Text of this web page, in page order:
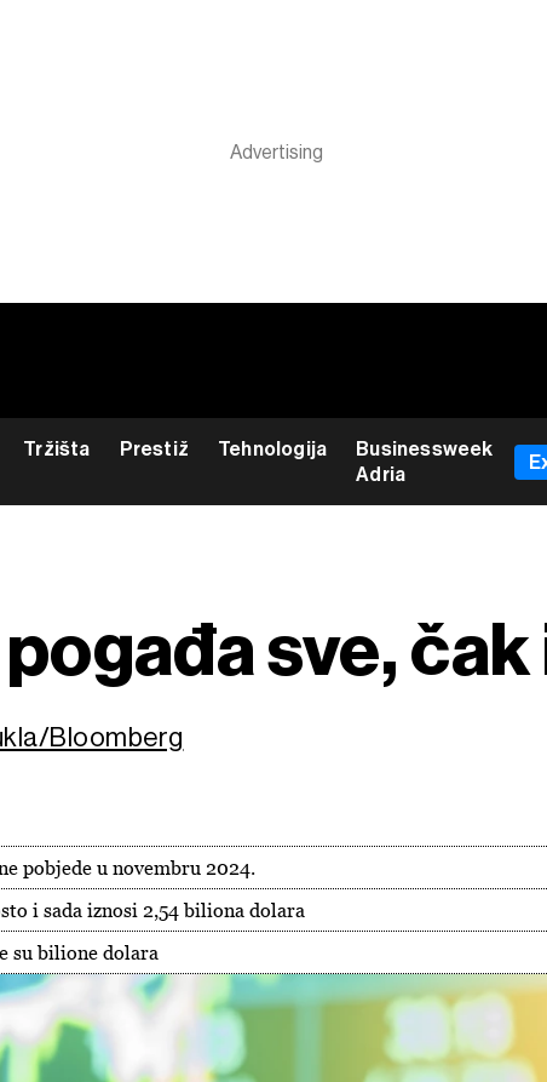
Tržišta Prestiž Tehnologija
Businessweek
Adria
sve,
Bloomberg
pobjede u novembru 2024.
i sada iznosi 2,54 biliona dolara
su bilione dolara